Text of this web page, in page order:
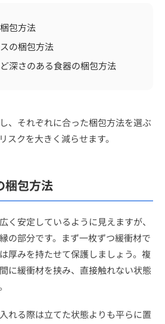
包方法
の梱包方法
深さのある食器の梱包方法
、それぞれに合った梱包方法を選ぶ
スクを大きく減らせます。
梱包方法
く安定しているように見えますが、
の部分です。まず一枚ずつ緩衝材で
厚みを持たせて保護しましょう。複
に緩衝材を挟み、直接触れない状態
れる際は立てた状態よりも平らに置